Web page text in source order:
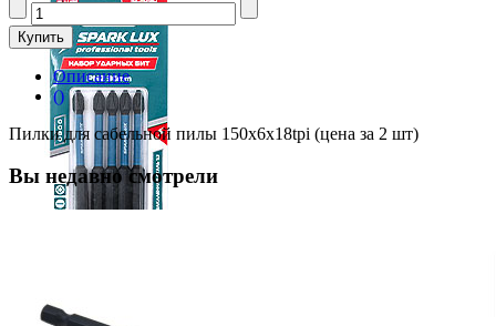
Описание
()
Пилки для сабельной пилы 150x6x18tpi (цена за 2 шт)
Вы недавно смотрели